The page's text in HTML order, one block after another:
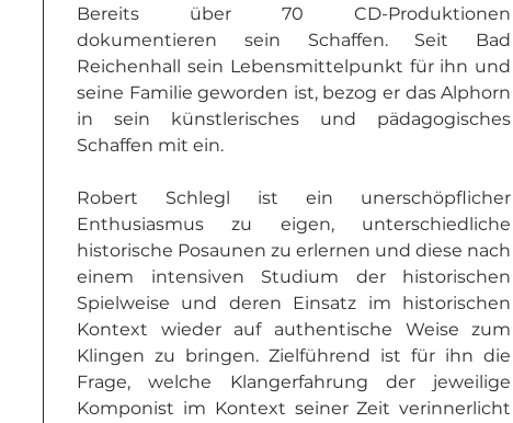
Bereits über 70 CD-Produktionen
dokumentieren sein Schaffen. Seit Bad
Reichenhall sein Lebensmittelpunkt für ihn und
seine Familie geworden ist, bezog er das Alphorn
in sein künstlerisches und pädagogisches
Schaffen mit ein.
Robert Schlegl ist ein unerschöpflicher
Enthusiasmus zu eigen, unterschiedliche
historische Posaunen zu erlernen und diese nach
einem intensiven Studium der historischen
Spielweise und deren Einsatz im historischen
Kontext wieder auf authentische Weise zum
Klingen zu bringen. Zielführend ist für ihn die
Frage, welche Klangerfahrung der jeweilige
Komponist im Kontext seiner Zeit verinnerlicht